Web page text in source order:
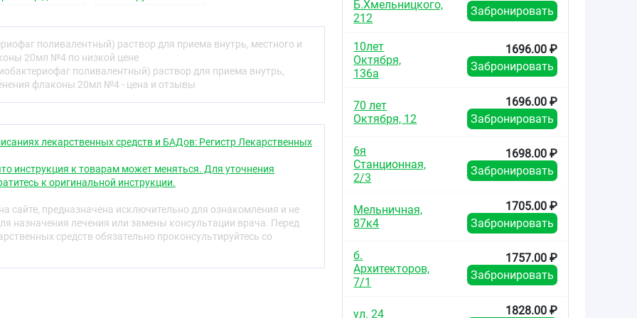
воспалительных и энтеральных заболеваний,
носа, дыхательных путей и лёгких — воспаления пазух
фарингит, ларингит, трахеит, бронхит, пневмония,
— нагноение ран, ожоги, абсцесс, флегмона,
— уретрит, цистит, пиелонефрит, кольпит,
конъюнктивиты, кератоконъюнктивиты, гнойные язвы
заболевания
заболевания новорождённых — омфалит, пиодермия,
сепсис и др.
бактериями стафилококков, стрептококков
наружного
применения
20мл №4
поливалентный) раствор для приема внутрь, местного и
20мл №4 по низкой цене
поливалентный) раствор для приема внутрь,
флаконы 20мл №4 - цена и отзывы
лекарственных средств и БАДов: Регистр Лекарственных
инструкция к товарам может меняться. Для уточнения
к оригинальной инструкции.
сайте, предназначена исключительно для ознакомления и не
назначения лечения или замены консультации врача. Перед
средств обязательно проконсультируйтесь со
Б.Хмельницкого,
212
Забронировать
10лет
Октября,
136а
1696.00 ₽
Забронировать
70 лет
Октября, 12
1696.00 ₽
Забронировать
6я
Станционная,
2/3
1698.00 ₽
Забронировать
Мельничная,
87к4
1705.00 ₽
Забронировать
б.
Архитекторов,
7/1
1757.00 ₽
Забронировать
ул. 24
1828.00 ₽